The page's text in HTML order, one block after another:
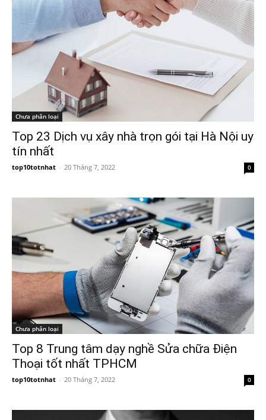
Chưa phân loại
Top 23 Dịch vụ xây nhà trọn gói tại Hà Nội uy
tín nhất
top10totnhat - 20 Tháng 7, 2022 0
Chưa phân loại
Top 8 Trung tâm dạy nghề Sửa chữa Điện
Thoại tốt nhất TPHCM
top10totnhat - 20 Tháng 7, 2022 0